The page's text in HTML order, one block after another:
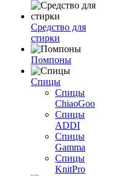
Средство для
стирки
Помпоны
Спицы
Спицы
ChiaoGoo
Спицы
ADDI
Спицы
Gamma
Спицы
KnitPro